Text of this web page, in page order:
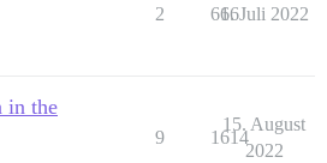
2 616
6. Juli 2022
in the
9 1614
15. August
2022